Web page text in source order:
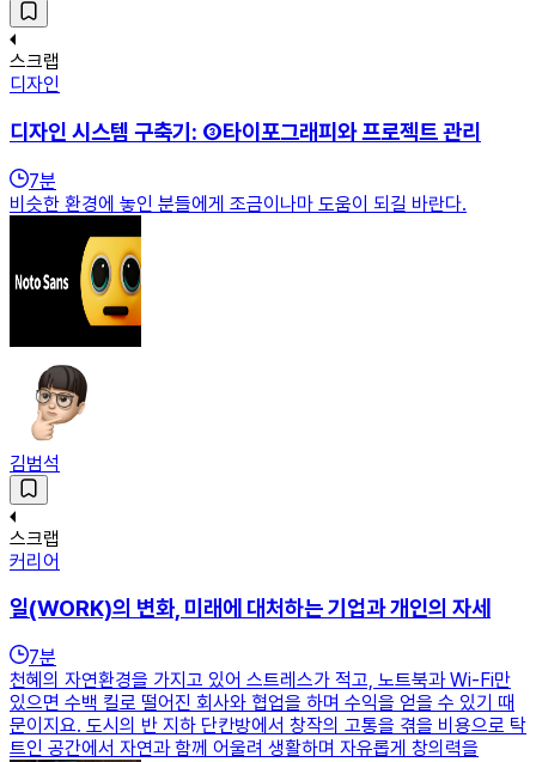
스크랩
디자인
디자인 시스템 구축기: ③타이포그래피와 프로젝트 관리
7분
비슷한 환경에 놓인 분들에게 조금이나마 도움이 되길 바란다.
김범석
스크랩
커리어
일(WORK)의 변화, 미래에 대처하는 기업과 개인의 자세
7분
천혜의 자연환경을 가지고 있어 스트레스가 적고, 노트북과 Wi-Fi만
있으면 수백 킬로 떨어진 회사와 협업을 하며 수익을 얻을 수 있기 때
문이지요. 도시의 반 지하 단칸방에서 창작의 고통을 겪을 비용으로 탁
트인 공간에서 자연과 함께 어울려 생활하며 자유롭게 창의력을